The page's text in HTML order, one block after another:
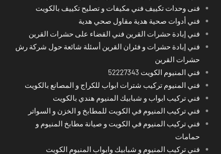
فنى وحدات تكييف فني مكيفات و تصليح تكييف بالكويت
فني أدوات صحية هدية مقاول صحي هدية
فني إبادة حشرات القرين فني القضاء على حشرات القرين
فني إبادة حشرات و فئران القرين أسئلة شائعة حول شركة رش
حشرات القرين
فني المنيوم الكويت 52227343
فني المنيوم تركيب شترات ابواب للكراج و المصانع بالكويت
فني تركيب ابواب و شبابيك المنيوم هندي بالكويت
فني تركيب المنيوم في الكويت للمطابخ و الخزن و السواتر
فني تركيب المنيوم في الكويت و صيانة مطابخ المنيوم و
حمامات
فني تركيب المنيوم و شبابيك وابواب المنيوم الكويت